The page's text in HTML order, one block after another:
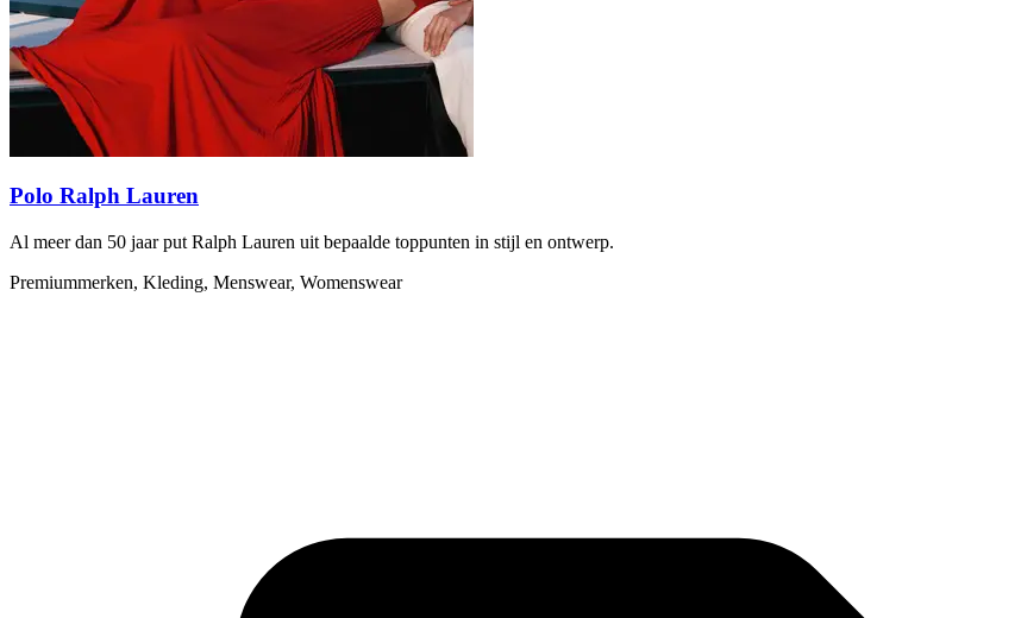
Polo Ralph Lauren
Al meer dan 50 jaar put Ralph Lauren uit bepaalde toppunten in stijl en ontwerp.
Premiummerken, Kleding, Menswear, Womenswear